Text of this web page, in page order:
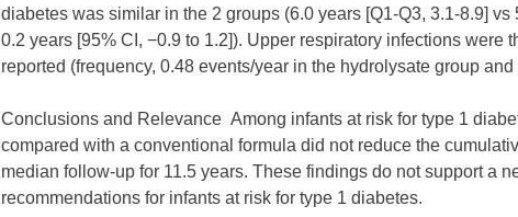
diabetes was similar in the 2 groups (6.0 years [Q1-Q3, 3.1-8.9] vs
0.2 years [95% CI, −0.9 to 1.2]). Upper respiratory infections were
reported (frequency, 0.48 events/year in the hydrolysate group
Conclusions and Relevance Among infants at risk for type 1
compared with a conventional formula did not reduce the
median follow-up for 11.5 years. These findings do not support a
recommendations for infants at risk for type 1 diabetes.